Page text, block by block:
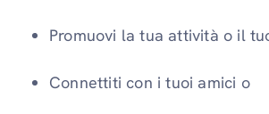
Promuovi la tua attività o il
Connettiti con i tuoi amici o